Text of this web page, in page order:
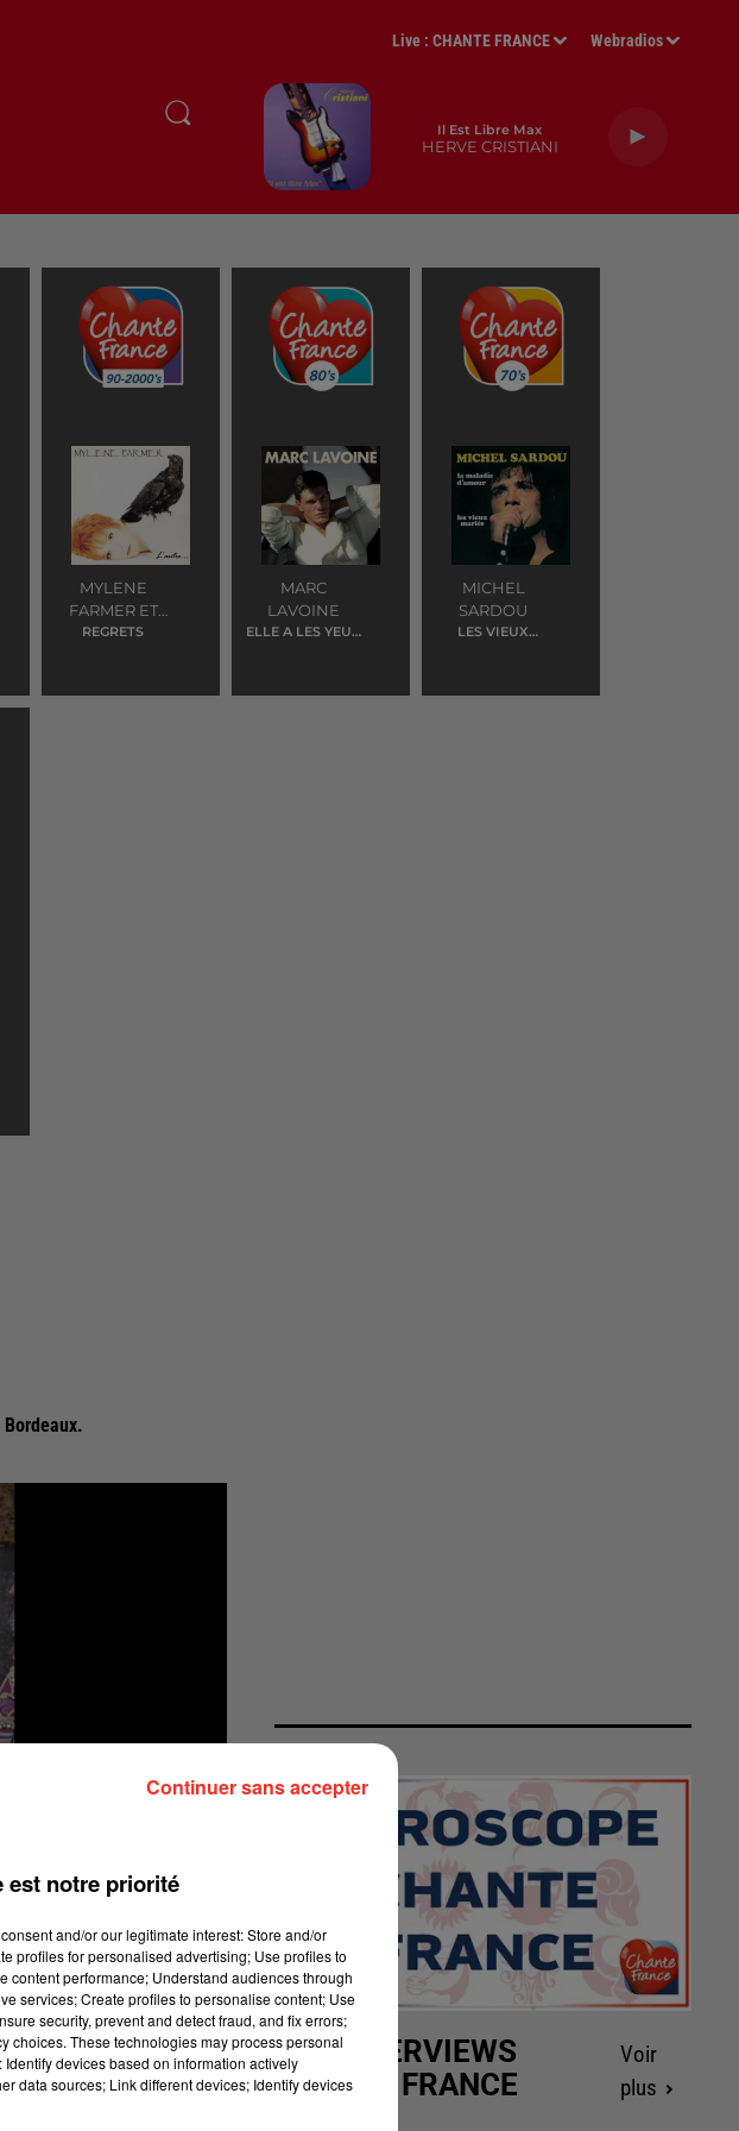
Live :CHANTE FRANCE Webradios
Il Est Libre Max
HERVE CRISTIANI
MYLENE
FARMER ET
JEAN LOUIS
REGRETS
MARC
LAVOINE
ELLE A LES YEUX
MICHEL
SARDOU
LES VIEUX
LES INTERVIEWS
CHANTE FRANCE
Voir
plus
est notre priorité
and/or our legitimate interest: Store and/or
profiles for personalised advertising; Use profiles to
performance; Understand audiences through
services; Create profiles to personalise content; Use
security, prevent and detect fraud, and fix errors;
choices. These technologies may process personal
devices based on information actively
data sources; Link different devices; Identify devices
Continuer sans accepter